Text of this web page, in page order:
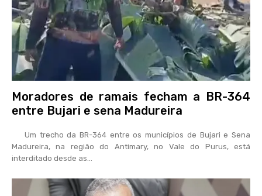
Moradores de ramais fecham a BR-364
entre Bujari e sena Madureira
Madureira, na região do Antimary, no Vale do Purus, está
interditado desde as...